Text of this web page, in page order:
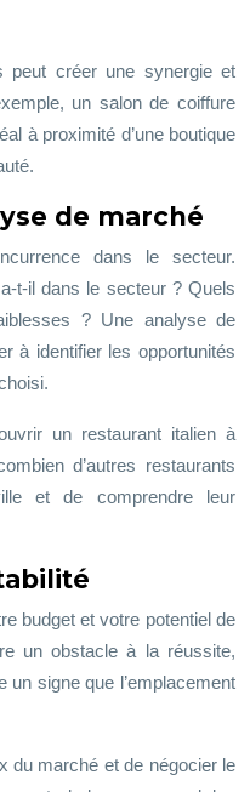
peut créer une synergie et
un salon de coiffure
à proximité d’une boutique
de marché
dans le secteur.
t-il dans le secteur ? Quels
? Une analyse de
à identifier les opportunités
un restaurant italien à
d’autres restaurants
et de comprendre leur
budget et votre potentiel de
un obstacle à la réussite,
un signe que l’emplacement
du marché et de négocier le